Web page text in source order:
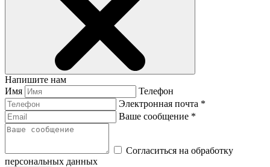
Напишите нам
Имя
Телефон
Электронная почта *
Ваше сообщение *
Согласиться на обработку
персональных данных